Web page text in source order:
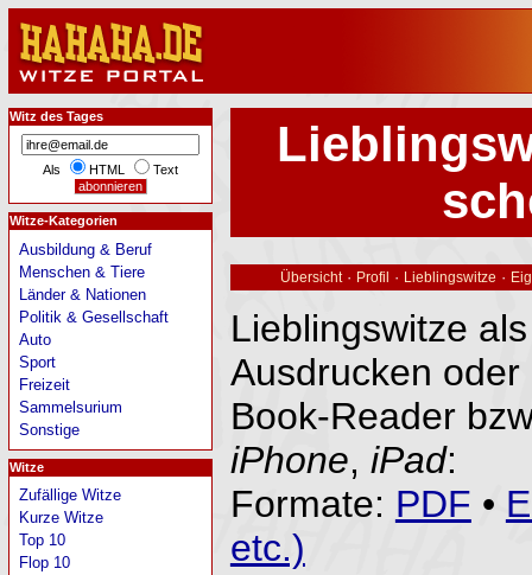
Übersicht · Profil · Lieblingswitze ·
Lieblingswitze
Ausdrucken
Book-Reader
iPhone, iPad:
Formate: PDF •
etc.)
Witz des Tages
Als HTML Text
Witze-Kategorien
Ausbildung & Beruf
Menschen & Tiere
Länder & Nationen
Politik & Gesellschaft
Auto
Sport
Freizeit
Sammelsurium
Sonstige
Witze
Zufällige Witze
Kurze Witze
Top 10
Flop 10